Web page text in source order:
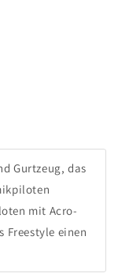
Gurtzeug, das
mit Acro-
Freestyle einen